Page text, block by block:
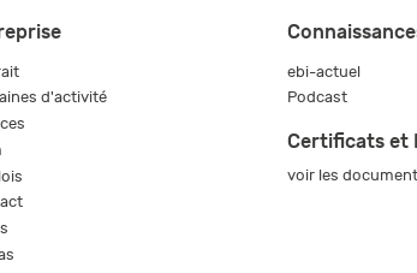
d'activité
ebi-actuel
Podcast
Certificats et
voir les